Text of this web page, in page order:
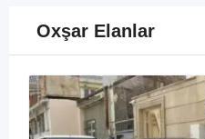
Oxşar Elanlar